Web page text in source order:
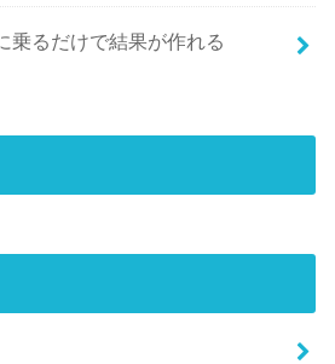
乗るだけで結果が作れる